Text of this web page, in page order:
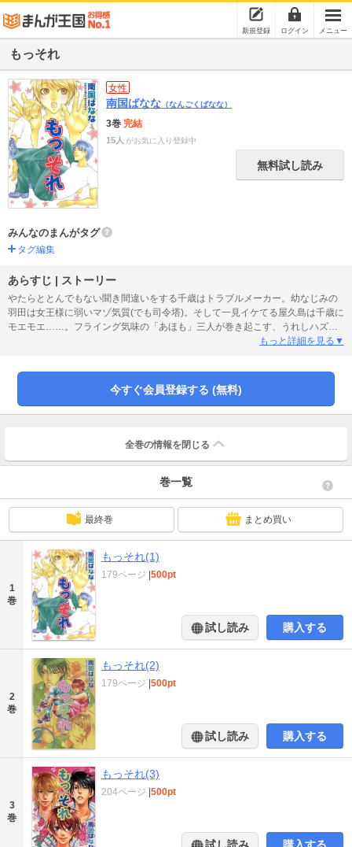
新規登録 ログイン メニュー
もっそれ
女性
南国ばなな （なんごくばなな）
3巻 完結
15人 がお気に入り登録中
無料試し読み
みんなのまんがタグ
タグ編集
あらすじ | ストーリー
やたらととんでもない聞き間違いをする千歳はトラブルメーカー。幼なじみの
羽田は女王様に弱いマゾ気質(でも司令塔)。そして一見イケてる屋久島は千歳に
モエモエ……。フライング気味の「あほも」三人が巻き起こす、うれしハズか
し脱力青春コメディ！！鬼才・南国ばななのデビューコミックス、ついに登
もっと詳細を見る▼
今すぐ会員登録する (無料)
全巻の情報を 閉じる
巻一覧
最終巻 まとめ買い
1
巻
もっそれ(1)
179ページ 500pt
試し読み 購入する
2
巻
もっそれ(2)
179ページ 500pt
試し読み 購入する
3
巻
もっそれ(3)
204ページ 500pt